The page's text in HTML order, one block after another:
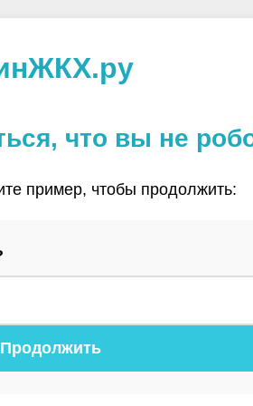
что вы не
пример, чтобы продолжить:
Продолжить